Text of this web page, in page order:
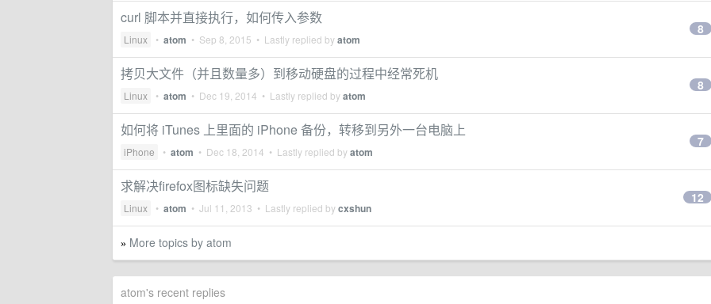
curl 脚本并直接执行，如何传入参数
Linux • atom • Sep 8, 2015 • Lastly replied byatom
8
拷贝大文件（并且数量多）到移动硬盘的过程中经常死机
Linux • atom • Dec 19, 2014 • Lastly replied byatom
8
如何将 iTunes 上里面的 iPhone 备份，转移到另外一台电脑上
iPhone • atom • Dec 18, 2014 • Lastly replied byatom
7
求解决firefox图标缺失问题
Linux • atom • Jul 11, 2013 • Lastly replied bycxshun
12
» More topics by atom
atom's recent replies